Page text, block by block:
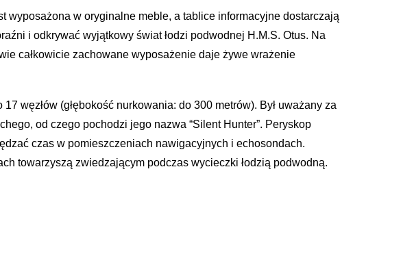
wyposażona w oryginalne meble, a tablice informacyjne dostarczają
i odkrywać wyjątkowy świat łodzi podwodnej H.M.S. Otus. Na
całkowicie zachowane wyposażenie daje żywe wrażenie
węzłów (głębokość nurkowania: do 300 metrów). Był uważany za
od czego pochodzi jego nazwa “Silent Hunter”. Peryskop
czas w pomieszczeniach nawigacyjnych i echosondach.
towarzyszą zwiedzającym podczas wycieczki łodzią podwodną.